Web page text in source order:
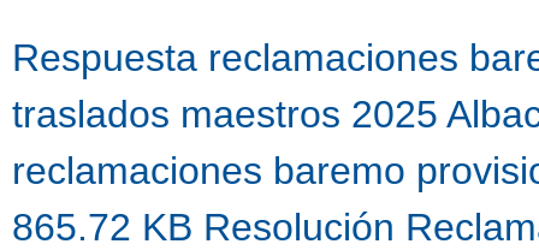
Respuesta reclamaciones
traslados maestros 2025
reclamaciones baremo
865.72 KB Resolución